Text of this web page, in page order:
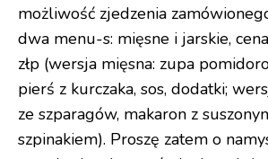
możliwość zjedzenia
dwa menu-s: mięsne i jarskie,
złp (wersja mięsna: zupa
pierś z kurczaka, sos, dodatki;
ze szparagów, makaron z
szpinakiem). Proszę zatem o